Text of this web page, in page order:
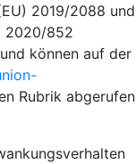
2019/2088 und
2020/852
können auf der
Rubrik abgerufen